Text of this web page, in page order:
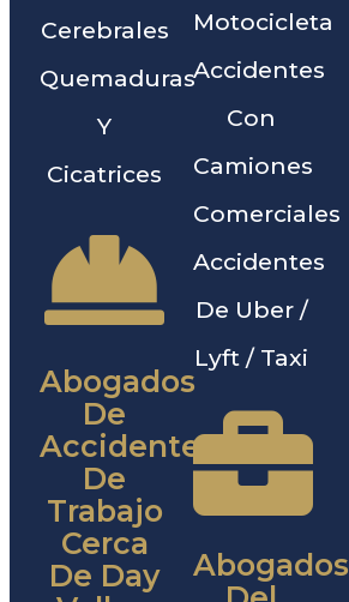
Cerebrales
Quemaduras
Y
Cicatrices
Abogados
De
Accidentes
De
Trabajo
Cerca
De Day
Motocicleta
Accidentes
Con
Camiones
Comerciales
Accidentes
De Uber /
Lyft / Taxi
Abogados